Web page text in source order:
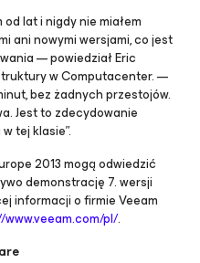
lat i nigdy nie miałem
ani nowymi wersjami, co jest
— powiedział Eric
w Computacenter. —
bez żadnych przestojów.
Jest to zdecydowanie
tej klasie”.
2013 mogą odwiedzić
demonstrację 7. wersji
informacji o firmie Veeam
pl/.